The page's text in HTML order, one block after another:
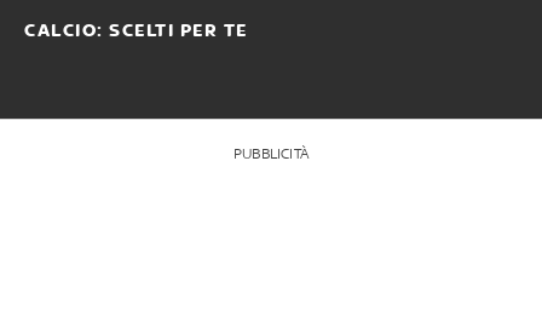
CALCIO: SCELTI PER TE
PUBBLICITÀ